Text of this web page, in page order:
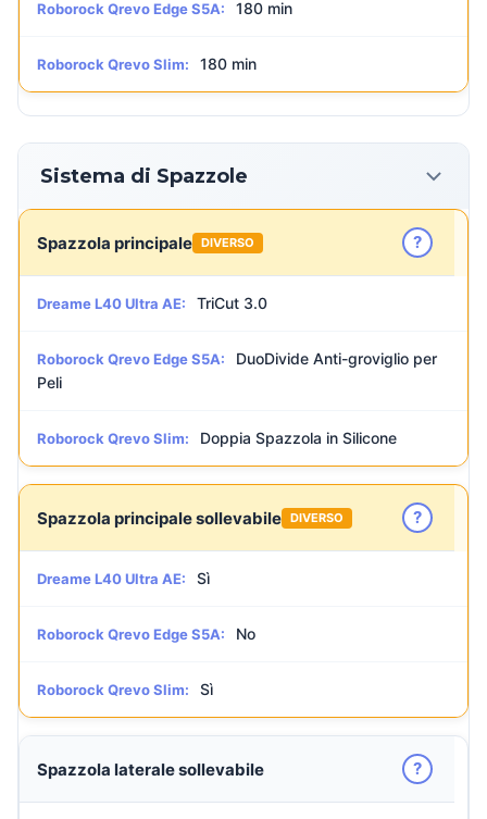
Roborock Qrevo Edge S5A: 180 min
Roborock Qrevo Slim: 180 min
Sistema di Spazzole
Spazzola principale DIVERSO ?
Dreame L40 Ultra AE: TriCut 3.0
Roborock Qrevo Edge S5A:
DuoDivide Anti-groviglio per
Peli
Roborock Qrevo Slim: Doppia Spazzola in Silicone
Spazzola principale sollevabile DIVERSO ?
Dreame L40 Ultra AE: Sì
Roborock Qrevo Edge S5A: No
Roborock Qrevo Slim: Sì
Spazzola laterale sollevabile ?